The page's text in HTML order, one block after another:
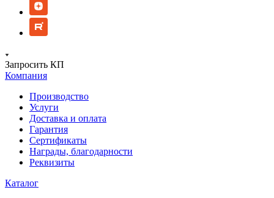
Запросить КП
Компания
Производство
Услуги
Доставка и оплата
Гарантия
Сертификаты
Награды, благодарности
Реквизиты
Каталог